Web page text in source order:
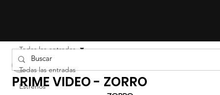
Todas las entradas
Estrenos
Todas las entradas
PRIME VIDEO - ZORRO